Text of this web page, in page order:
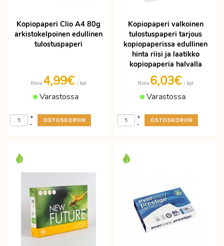
Kopiopaperi Clio A4 80g
arkistokelpoinen edullinen
tulostuspaperi
Hinta 4,99€ / kpl
Varastossa
-
+
Kopiopaperi valkoinen
tulostuspaperi tarjous
kopiopaperissa edullinen
hinta riisi ja laatikko
kopiopaperia halvalla
Hinta 6,03€ / kpl
Varastossa
-
+